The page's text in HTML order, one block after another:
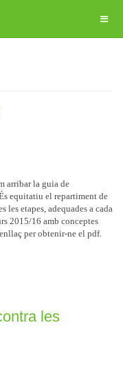
arribar la guia de
equitatiu el repartiment de
les etapes, adequades a cada
2015/16 amb conceptes
per obtenir-ne el pdf.
les